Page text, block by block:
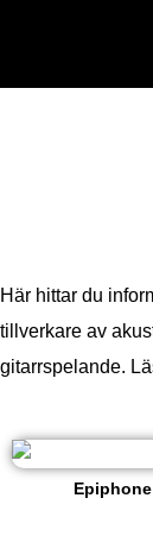
Här hittar du
tillverkare av
gitarrspelande.
Epiphone